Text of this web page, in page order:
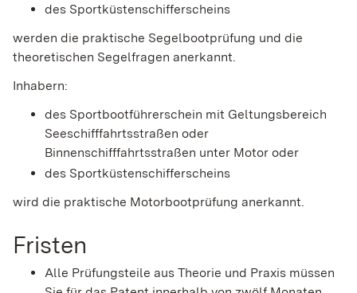
des Sportküstenschifferscheins
werden die praktische Segelbootprüfung und die
theoretischen Segelfragen anerkannt.
Inhabern:
des Sportbootführerschein mit Geltungsbereich
Seeschifffahrtsstraßen oder
Binnenschifffahrtsstraßen unter Motor oder
des Sportküstenschifferscheins
wird die praktische Motorbootprüfung anerkannt.
Fristen
Alle Prüfungsteile aus Theorie und Praxis müssen